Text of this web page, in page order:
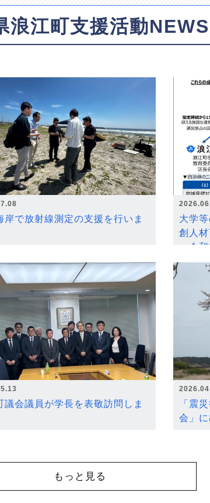
浪江町支援活動NEWS
岸で放射線測定の支援を行いま
大学
創人
～令
議会議員が学長を表敬訪問しま
「震
会」
もっと見る